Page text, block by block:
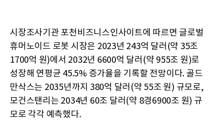
시장조사기관 포천비즈니스인사이트에 따르면 글로벌
휴머노이드 로봇 시장은 2023년 243억 달러(약 35조
1700억 원)에서 2032년 6600억 달러(약 955조 원)로
성장해 연평균 45.5% 증가율을 기록할 전망이다. 골드
만삭스는 2035년까지 380억 달러(약 55조 원) 규모로,
모건스탠리는 2034년 60조 달러(약 8경6900조 원) 규
모로 각각 예측했다.